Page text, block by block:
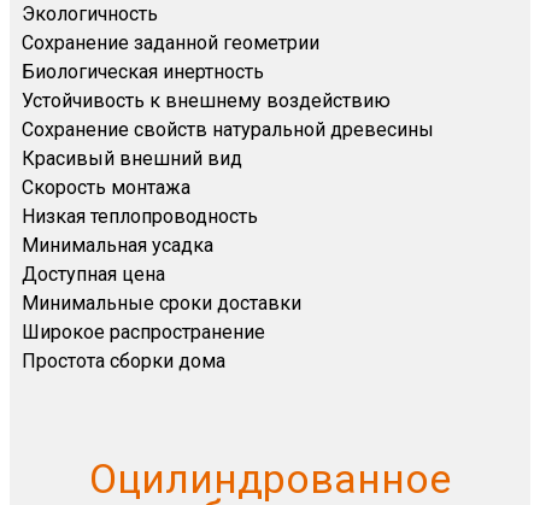
Экологичность
Сохранение заданной геометрии
Биологическая инертность
Устойчивость к внешнему воздействию
Сохранение свойств натуральной древесины
Красивый внешний вид
Скорость монтажа
Низкая теплопроводность
Минимальная усадка
Доступная цена
Минимальные сроки доставки
Широкое распространение
Простота сборки дома
Оцилиндрованное